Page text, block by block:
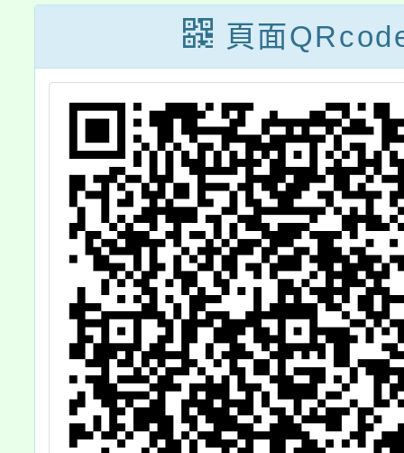
體育
民教
社
化）
與法
律
活）
平等
會」
緒學
頁面